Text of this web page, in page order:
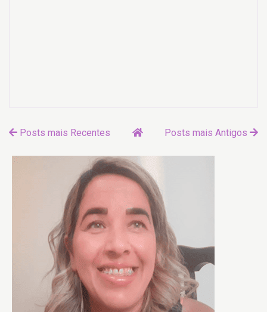
Posts mais Recentes Posts mais Antigos